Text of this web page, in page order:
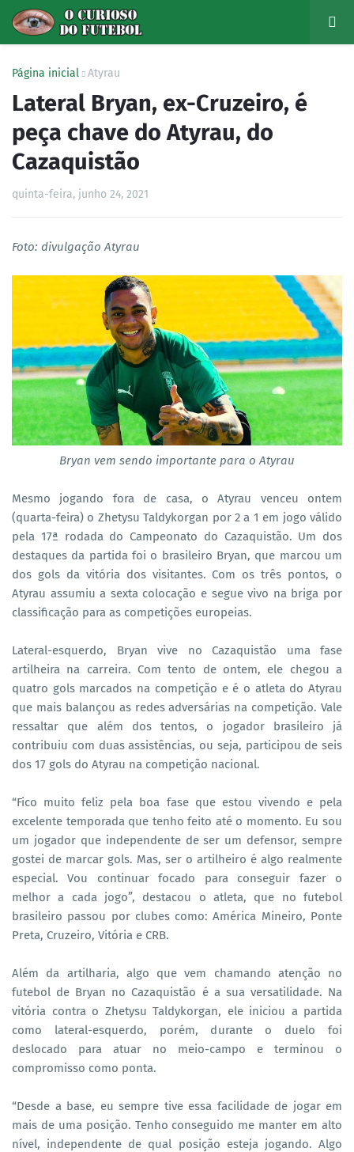
Página inicial Atyrau
Lateral Bryan, ex-Cruzeiro, é
peça chave do Atyrau, do
Cazaquistão
quinta-feira, junho 24, 2021
Foto: divulgação Atyrau
Bryan vem sendo importante para o Atyrau
Mesmo jogando fora de casa, o Atyrau venceu ontem
(quarta-feira) o Zhetysu Taldykorgan por 2 a 1 em jogo válido
pela 17ª rodada do Campeonato do Cazaquistão. Um dos
destaques da partida foi o brasileiro Bryan, que marcou um
dos gols da vitória dos visitantes. Com os três pontos, o
Atyrau assumiu a sexta colocação e segue vivo na briga por
classificação para as competições europeias.
Lateral-esquerdo, Bryan vive no Cazaquistão uma fase
artilheira na carreira. Com tento de ontem, ele chegou a
quatro gols marcados na competição e é o atleta do Atyrau
que mais balançou as redes adversárias na competição. Vale
ressaltar que além dos tentos, o jogador brasileiro já
contribuiu com duas assistências, ou seja, participou de seis
dos 17 gols do Atyrau na competição nacional.
“Fico muito feliz pela boa fase que estou vivendo e pela
excelente temporada que tenho feito até o momento. Eu sou
um jogador que independente de ser um defensor, sempre
gostei de marcar gols. Mas, ser o artilheiro é algo realmente
especial. Vou continuar focado para conseguir fazer o
melhor a cada jogo”, destacou o atleta, que no futebol
brasileiro passou por clubes como: América Mineiro, Ponte
Preta, Cruzeiro, Vitória e CRB.
Além da artilharia, algo que vem chamando atenção no
futebol de Bryan no Cazaquistão é a sua versatilidade. Na
vitória contra o Zhetysu Taldykorgan, ele iniciou a partida
como lateral-esquerdo, porém, durante o duelo foi
deslocado para atuar no meio-campo e terminou o
compromisso como ponta.
“Desde a base, eu sempre tive essa facilidade de jogar em
mais de uma posição. Tenho conseguido me manter em alto
nível, independente de qual posição esteja jogando. Algo